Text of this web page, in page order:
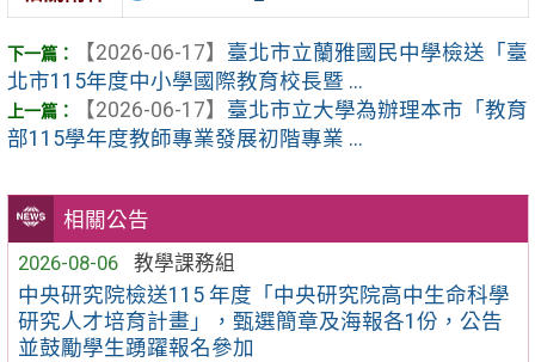
相關公告
2026-08-06
教學課務組
中央研究院檢送115 年度「中央研究院高中生命科學
研究人才培育計畫」，甄選簡章及海報各1份，公告
並鼓勵學生踴躍報名參加
【2026-06-17】 臺北市立蘭雅國民中學檢送「臺
北市115年度中小學國際教育校長暨 ...
【2026-06-17】 臺北市立大學為辦理本市「教育
部115學年度教師專業發展初階專業 ...